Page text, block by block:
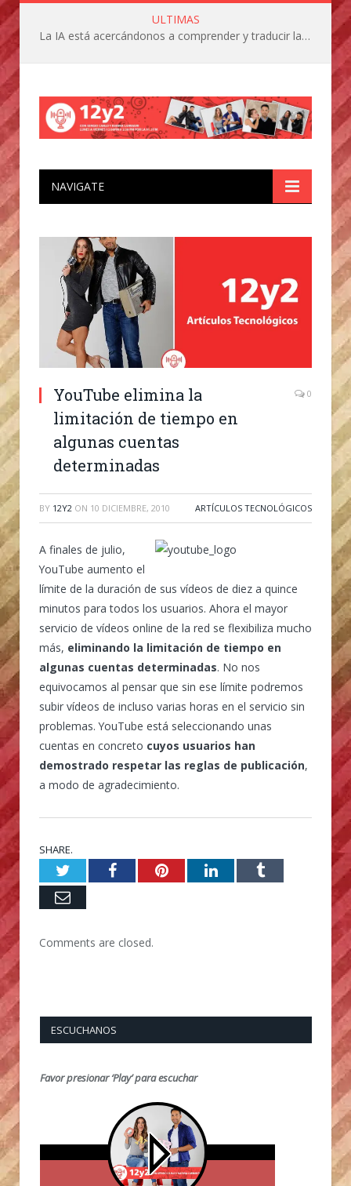
ULTIMAS
La IA está acercándonos a comprender y traducir las vocalizaciones y comportamientos de nuestras mascotas
NAVIGATE
YouTube elimina la
limitación de tiempo en
algunas cuentas
determinadas
0
BY 12Y2 ON 10 DICIEMBRE, 2010 ARTÍCULOS TECNOLÓGICOS
A finales de julio,
YouTube aumento el
límite de la duración de sus vídeos de diez a quince
minutos para todos los usuarios. Ahora el mayor
servicio de vídeos online de la red se flexibiliza mucho
más, eliminando la limitación de tiempo en
algunas cuentas determinadas. No nos
equivocamos al pensar que sin ese límite podremos
subir vídeos de incluso varias horas en el servicio sin
problemas. YouTube está seleccionando unas
cuentas en concreto cuyos usuarios han
demostrado respetar las reglas de publicación,
a modo de agradecimiento.
SHARE.
TwitterFacebookPinterestLinkedInTumblr
Email
Comments are closed.
ESCUCHANOS
Favor presionar ‘Play’ para escuchar